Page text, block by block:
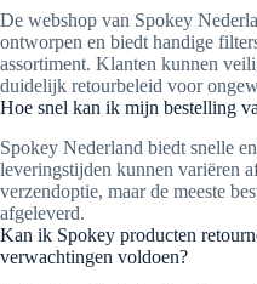
De webshop van Spokey
ontworpen en biedt handige
assortiment. Klanten kunnen
duidelijk retourbeleid voor
Hoe snel kan ik mijn bestelling
Spokey Nederland biedt snelle
leveringstijden kunnen variëren
verzendoptie, maar de meeste
afgeleverd.
Kan ik Spokey producten
verwachtingen voldoen?